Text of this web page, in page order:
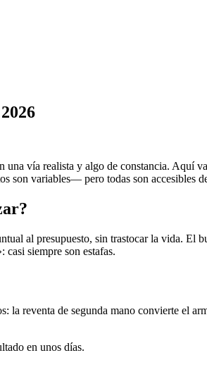
vía realista y algo de constancia. Aquí
variables— pero todas son accesibles
al presupuesto, sin trastocar la vida.
casi siempre son estafas.
la reventa de segunda mano convierte el
en unos días.